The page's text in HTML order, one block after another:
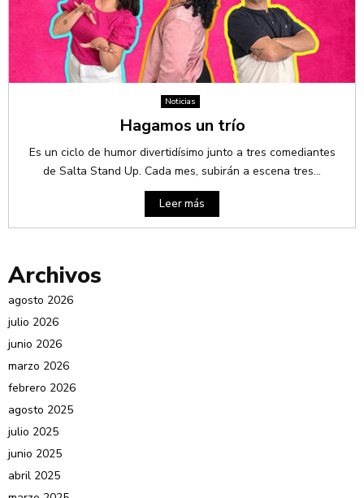
Noticias
Hagamos un trío
Es un ciclo de humor divertidísimo junto a tres comediantes
de Salta Stand Up. Cada mes, subirán a escena tres...
Leer más
Archivos
agosto 2026
julio 2026
junio 2026
marzo 2026
febrero 2026
agosto 2025
julio 2025
junio 2025
abril 2025